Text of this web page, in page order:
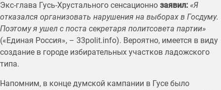
Экс-глава Гусь-Хрустального сенсационно заявил: «Я
отказался организовать нарушения на выборах в Госдуму.
Поэтому я ушел с поста секретаря политсовета партии»
(«Единая Россия», – 33polit.info). Вероятно, имеется в виду
создание в городе избирательных участков ладожского
типа.
Напомним, в конце думской кампании в Гусе было